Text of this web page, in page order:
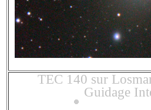
TEC 140 sur
Guidage